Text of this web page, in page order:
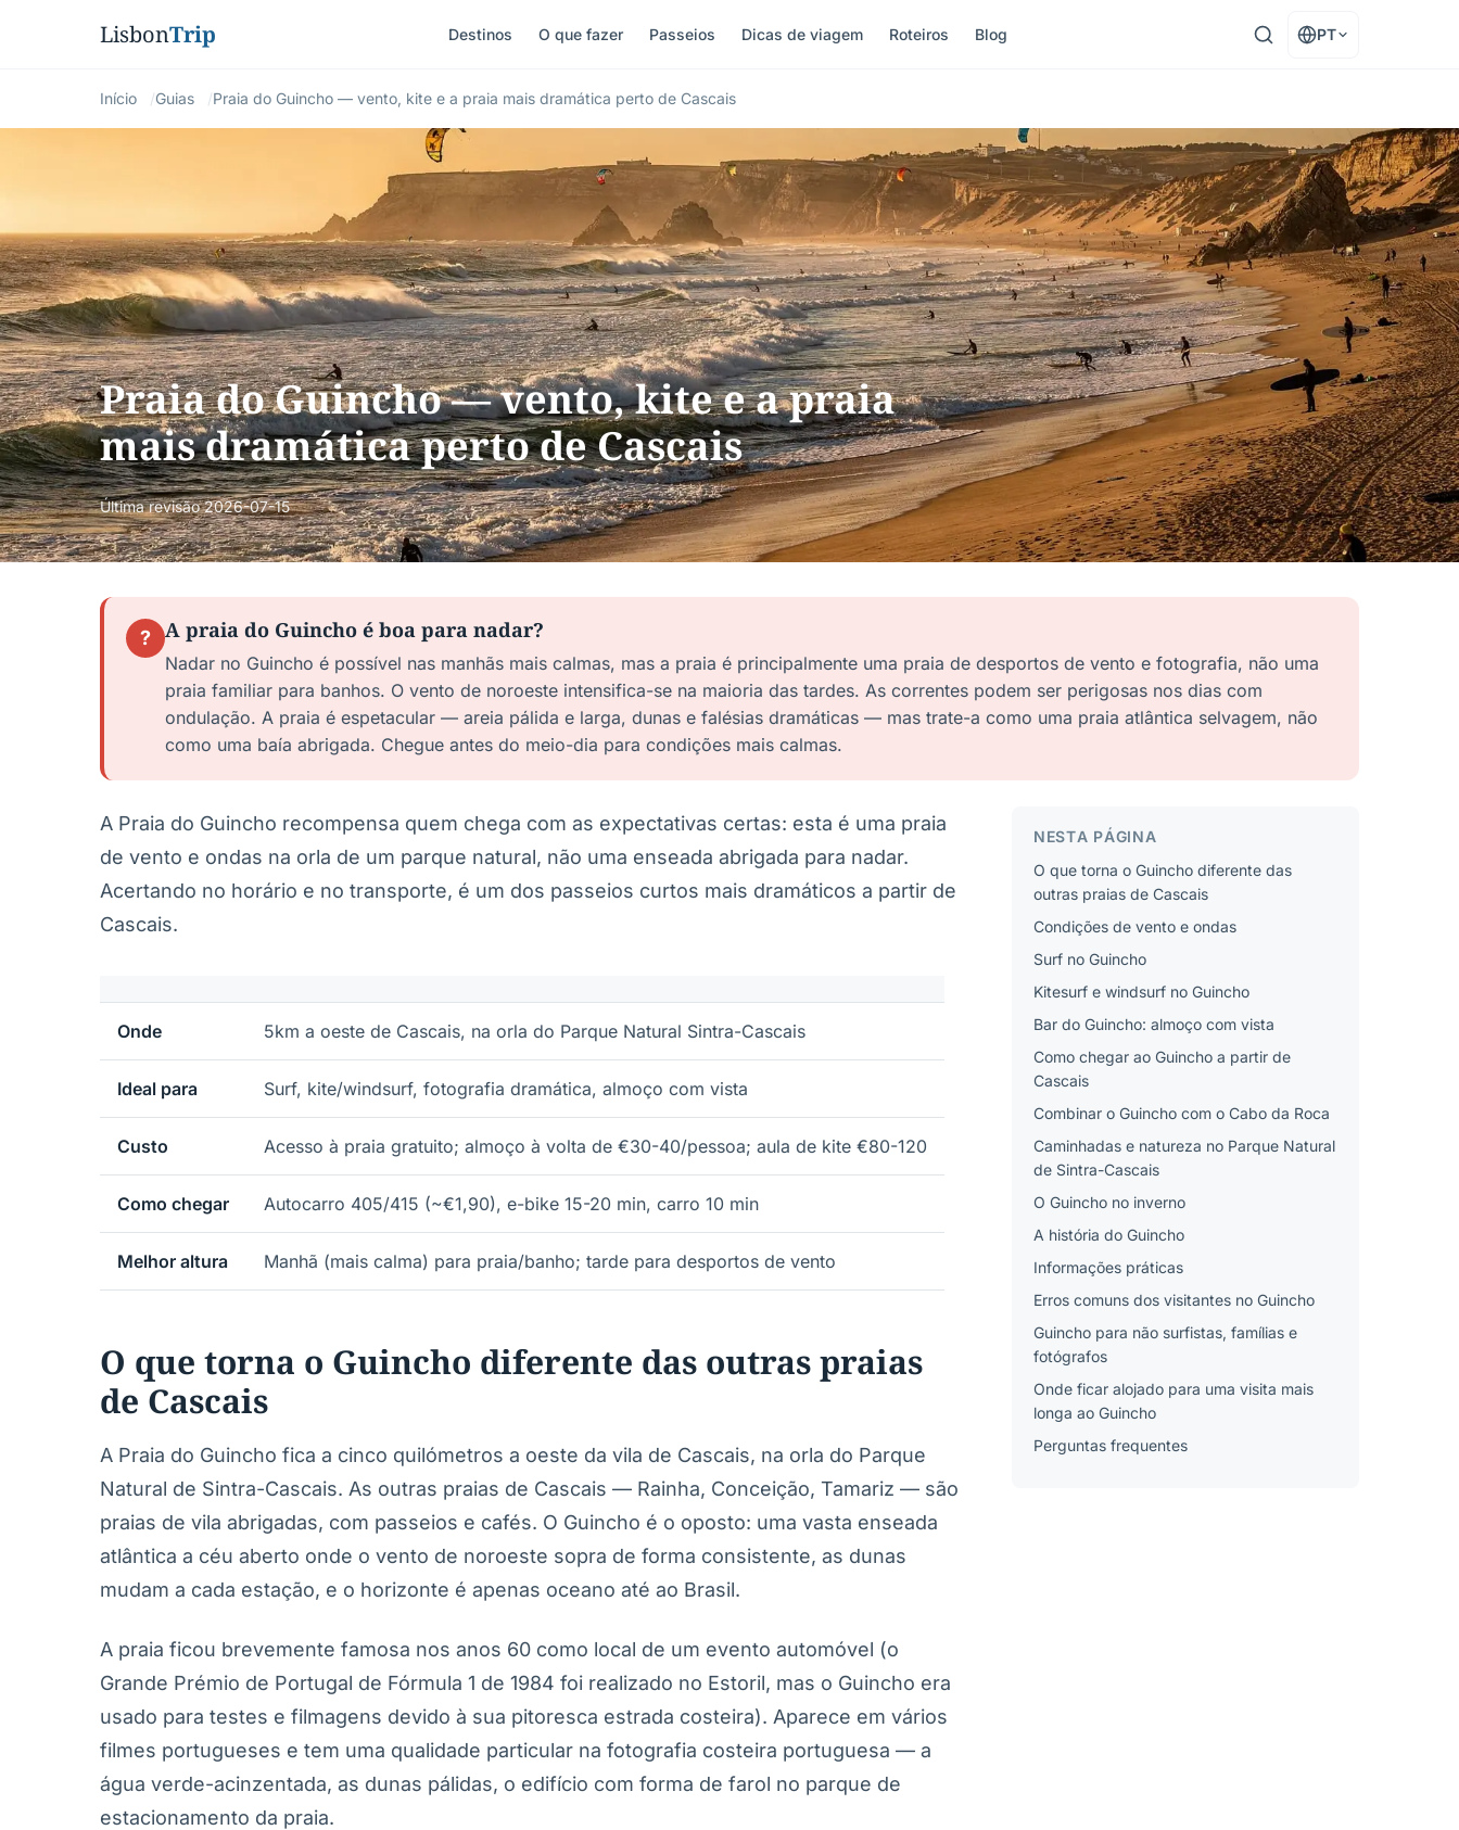
LisbonTrip Destinos O que fazer Passeios Dicas de viagem Roteiros Blog PT
Início Guias Praia do Guincho — vento, kite e a praia mais dramática perto de Cascais
Praia do Guincho — vento, kite e a praia
mais dramática perto de Cascais
Última revisão2026-07-15
? A praia do Guincho é boa para nadar?
Nadar no Guincho é possível nas manhãs mais calmas, mas a praia é principalmente uma praia de desportos de vento e fotografia, não uma
praia familiar para banhos. O vento de noroeste intensifica-se na maioria das tardes. As correntes podem ser perigosas nos dias com
ondulação. A praia é espetacular — areia pálida e larga, dunas e falésias dramáticas — mas trate-a como uma praia atlântica selvagem, não
como uma baía abrigada. Chegue antes do meio-dia para condições mais calmas.
A Praia do Guincho recompensa quem chega com as expectativas certas: esta é uma praia
de vento e ondas na orla de um parque natural, não uma enseada abrigada para nadar.
Acertando no horário e no transporte, é um dos passeios curtos mais dramáticos a partir de
Cascais.
Onde 5km a oeste de Cascais, na orla do Parque Natural Sintra-Cascais
Ideal para Surf, kite/windsurf, fotografia dramática, almoço com vista
Custo Acesso à praia gratuito; almoço à volta de €30-40/pessoa; aula de kite €80-120
Como chegar Autocarro 405/415 (~€1,90), e-bike 15-20 min, carro 10 min
Melhor altura Manhã (mais calma) para praia/banho; tarde para desportos de vento
O que torna o Guincho diferente das outras praias
de Cascais
A Praia do Guincho fica a cinco quilómetros a oeste da vila de Cascais, na orla do Parque
Natural de Sintra-Cascais. As outras praias de Cascais — Rainha, Conceição, Tamariz — são
praias de vila abrigadas, com passeios e cafés. O Guincho é o oposto: uma vasta enseada
atlântica a céu aberto onde o vento de noroeste sopra de forma consistente, as dunas
mudam a cada estação, e o horizonte é apenas oceano até ao Brasil.
A praia ficou brevemente famosa nos anos 60 como local de um evento automóvel (o
Grande Prémio de Portugal de Fórmula 1 de 1984 foi realizado no Estoril, mas o Guincho era
usado para testes e filmagens devido à sua pitoresca estrada costeira). Aparece em vários
filmes portugueses e tem uma qualidade particular na fotografia costeira portuguesa — a
água verde-acinzentada, as dunas pálidas, o edifício com forma de farol no parque de
estacionamento da praia.
NESTA PÁGINA
O que torna o Guincho diferente das
outras praias de Cascais
Condições de vento e ondas
Surf no Guincho
Kitesurf e windsurf no Guincho
Bar do Guincho: almoço com vista
Como chegar ao Guincho a partir de
Cascais
Combinar o Guincho com o Cabo da Roca
Caminhadas e natureza no Parque Natural
de Sintra-Cascais
O Guincho no inverno
A história do Guincho
Informações práticas
Erros comuns dos visitantes no Guincho
Guincho para não surfistas, famílias e
fotógrafos
Onde ficar alojado para uma visita mais
longa ao Guincho
Perguntas frequentes